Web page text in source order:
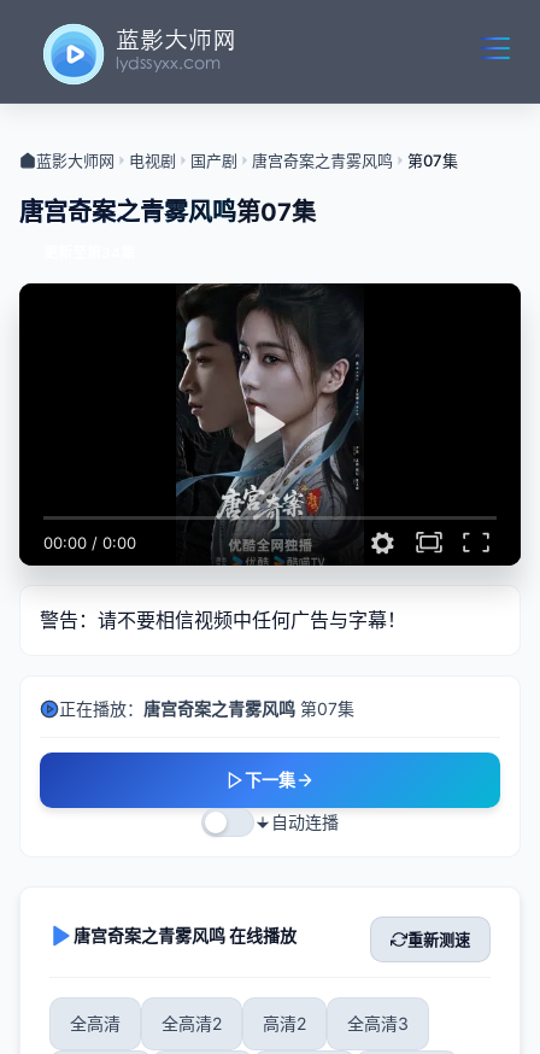
蓝影大师网 电视剧 国产剧 唐宫奇案之青雾风鸣 第07集
唐宫奇案之青雾风鸣第07集
00:00 / 0:00
警告：请不要相信视频中任何广告与字幕！
正在播放： 唐宫奇案之青雾风鸣 第07集
下一集
自动连播
唐宫奇案之青雾风鸣 在线播放 重新测速
全高清 全高清2 高清2 全高清3